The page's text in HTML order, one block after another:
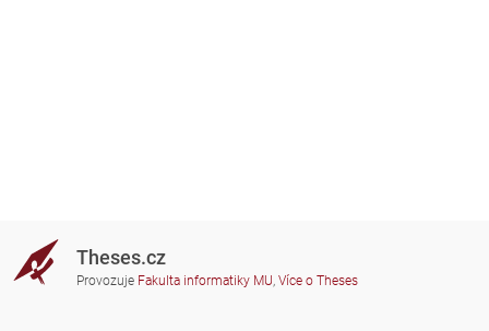
Theses.cz
Provozuje Fakulta informatiky MU, Více o Theses